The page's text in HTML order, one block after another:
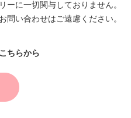
に一切関与しておりません。
い合わせはご遠慮ください。
ちらから